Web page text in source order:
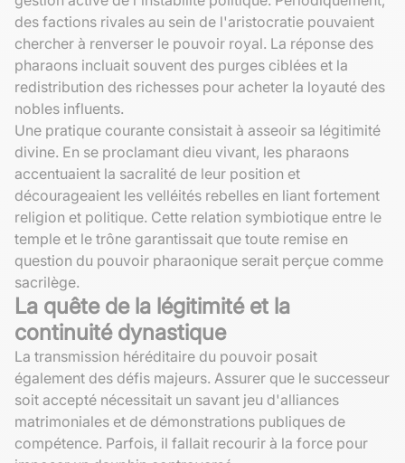
des factions rivales au sein de l'aristocratie pouvaient
chercher à renverser le pouvoir royal. La réponse des
pharaons incluait souvent des purges ciblées et la
redistribution des richesses pour acheter la loyauté des
nobles influents.
Une pratique courante consistait à asseoir sa légitimité
divine. En se proclamant dieu vivant, les pharaons
accentuaient la sacralité de leur position et
décourageaient les velléités rebelles en liant fortement
religion et politique. Cette relation symbiotique entre le
temple et le trône garantissait que toute remise en
question du pouvoir pharaonique serait perçue comme
sacrilège.
La quête de la légitimité et la
continuité dynastique
La transmission héréditaire du pouvoir posait
également des défis majeurs. Assurer que le successeur
soit accepté nécessitait un savant jeu d'alliances
matrimoniales et de démonstrations publiques de
compétence. Parfois, il fallait recourir à la force pour